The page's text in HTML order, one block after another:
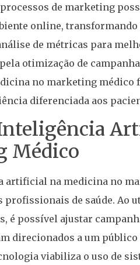
de marketing
online, transformando
de métricas para
otimização de
no marketing médico
diferenciada aos
Médico
artificial na medicina no
profissionais de saúde. Ao
é possível ajustar
direcionados a um
viabiliza o uso de